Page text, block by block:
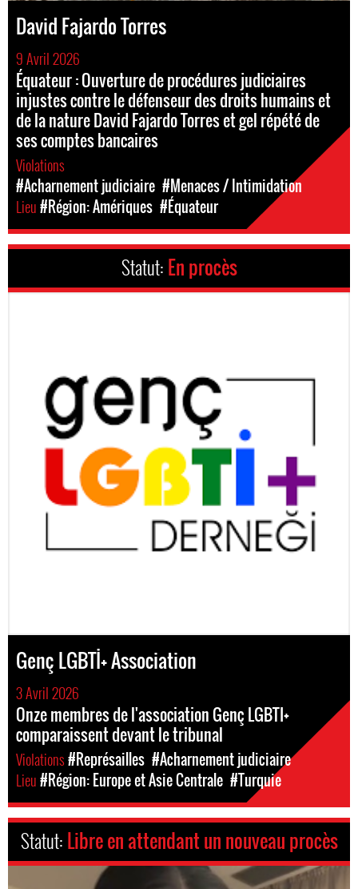
David Fajardo Torres
9 Avril 2026
Équateur : Ouverture de procédures judiciaires
injustes contre le défenseur des droits humains et
de la nature David Fajardo Torres et gel répété de
ses comptes bancaires
Violations
#Acharnement judiciaire #Menaces / Intimidation
Lieu#Région: Amériques #Équateur
Statut: En procès
Genç LGBTİ+ Association
3 Avril 2026
Onze membres de l'association Genç LGBTI+
comparaissent devant le tribunal
Violations#Représailles #Acharnement judiciaire
Lieu#Région: Europe et Asie Centrale #Turquie
Statut: Libre en attendant un nouveau procès